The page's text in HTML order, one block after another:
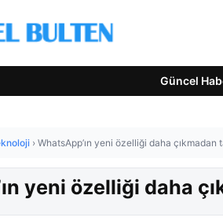
Güncel
› WhatsApp’ın yeni özelliği daha çıkmadan
yeni özelliği daha